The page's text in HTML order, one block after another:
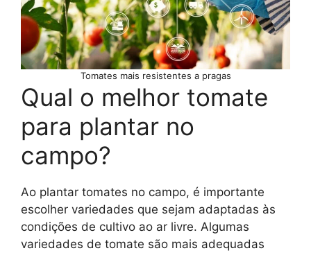
Tomates mais resistentes a pragas
Qual o melhor tomate
para plantar no
campo?
Ao plantar tomates no campo, é importante
escolher variedades que sejam adaptadas às
condições de cultivo ao ar livre. Algumas
variedades de tomate são mais adequadas